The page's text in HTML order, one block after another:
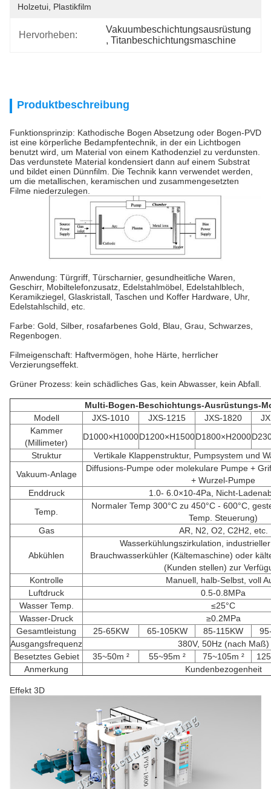
Holzetui, Plastikfilm
Hervorheben:
Vakuumbeschichtungsausrüstung
, Titanbeschichtungsmaschine
Produktbeschreibung
Funktionsprinzip: Kathodische Bogen Absetzung oder Bogen-PVD
ist eine körperliche Bedampfentechnik, in der ein Lichtbogen
benutzt wird, um Material von einem Kathodenziel zu verdunsten.
Das verdunstete Material kondensiert dann auf einem Substrat
und bildet einen Dünnfilm. Die Technik kann verwendet werden,
um die metallischen, keramischen und zusammengesetzten
Filme niederzulegen.
Anwendung: Türgriff, Türscharnier, gesundheitliche Waren,
Geschirr, Mobiltelefonzusatz, Edelstahlmöbel, Edelstahlblech,
Keramikziegel, Glaskristall, Taschen und Koffer Hardware, Uhr,
Edelstahlschild, etc.
Farbe: Gold, Silber, rosafarbenes Gold, Blau, Grau, Schwarzes,
Regenbogen.
Filmeigenschaft: Haftvermögen, hohe Härte, herrlicher
Verzierungseffekt.
Grüner Prozess: kein schädliches Gas, kein Abwasser, kein Abfall.
Multi-Bogen-Beschichtungs-Ausrüstungs-
Modell
JXS-1010 JXS-1215 JXS-1820
Kammer
(Millimeter)
D1000×H1000D1200×H1500D1800×H2000
Struktur
Vertikale Klappenstruktur, Pumpsystem und
Vakuum-Anlage
Diffusions-Pumpe oder molekulare Pumpe +
+ Wurzel-Pumpe
Enddruck
1.0- 6.0×10-4Pa, Nicht-
Temp.
Normaler Temp 300°C zu 450°C - 600°C,
Temp. Steuerung)
Gas
AR, N2, O2, C2H2, etc.
Abkühlen
Wasserkühlungszirkulation,
Brauchwasserkühler (Kältemaschine) oder
(Kunden stellen) zur
Kontrolle
Manuell, halb-Selbst, voll
Luftdruck
0.5-0.8MPa
Wasser Temp.
≤25°C
Wasser-Druck
≥0.2MPa
Gesamtleistung
25-65KW 65-105KW 85-115KW
Ausgangsfrequenz
380V, 50Hz (nach Maß)
Besetztes Gebiet
35~50m ² 55~95m ² 75~105m ²
Anmerkung
Kundenbezogenheit
Effekt 3D